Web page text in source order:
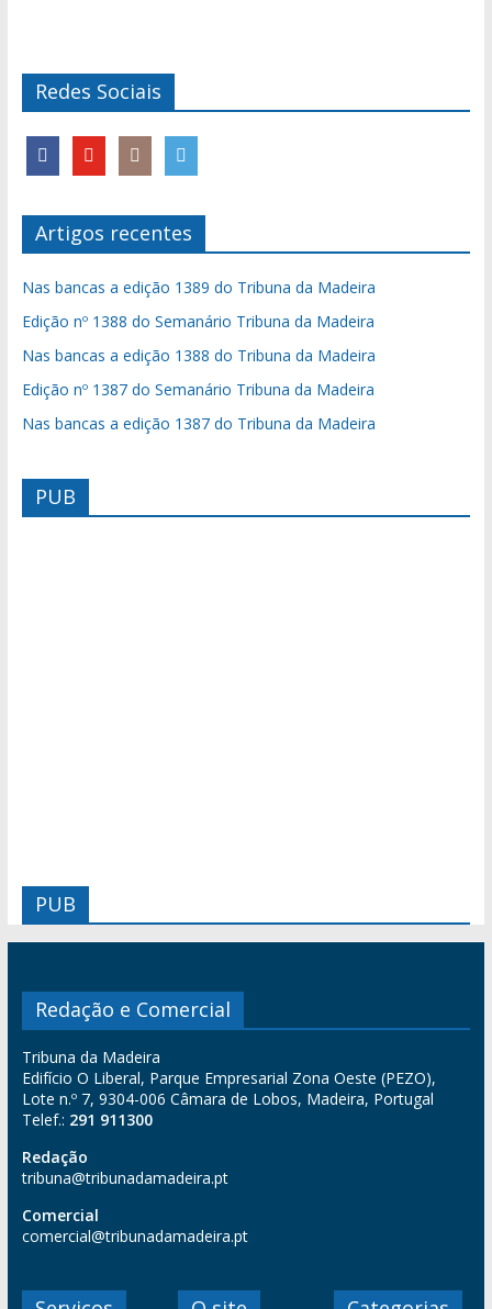
Redes Sociais
Artigos recentes
Nas bancas a edição 1389 do Tribuna da Madeira
Edição nº 1388 do Semanário Tribuna da Madeira
Nas bancas a edição 1388 do Tribuna da Madeira
Edição nº 1387 do Semanário Tribuna da Madeira
Nas bancas a edição 1387 do Tribuna da Madeira
PUB
PUB
Redação e Comercial
Tribuna da Madeira
Edifício O Liberal, Parque Empresarial Zona Oeste (PEZO),
Lote n.º 7, 9304-006 Câmara de Lobos, Madeira, Portugal
Telef.: 291 911300
Redação
tribuna@tribunadamadeira.pt
Comercial
comercial@tribunadamadeira.pt